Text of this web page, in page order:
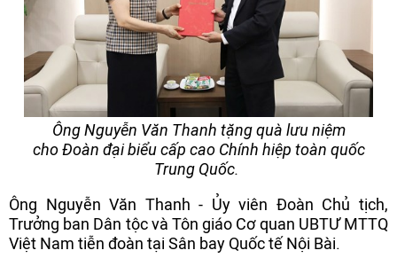
Ông Nguyễn Văn Thanh tặng quà lưu niệm
cho Đoàn đại biểu cấp cao Chính hiệp toàn quốc
Trung Quốc.
Ông Nguyễn Văn Thanh - Ủy viên Đoàn Chủ tịch,
Trưởng ban Dân tộc và Tôn giáo Cơ quan UBTƯ MTTQ
Việt Nam tiễn đoàn tại Sân bay Quốc tế Nội Bài.